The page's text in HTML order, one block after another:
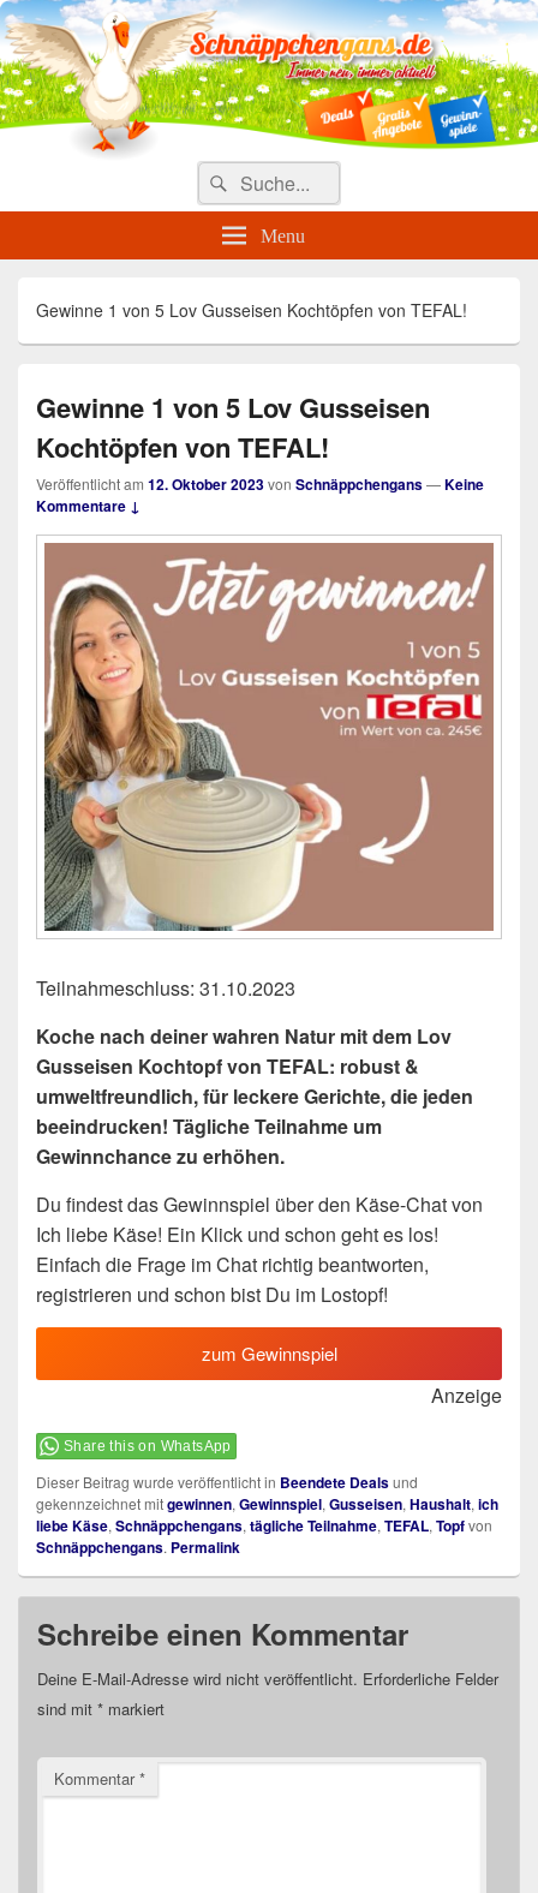
Täglich die besten Gewinnspiele
und Angebote
Search
for:
Suche
Menu
Gewinne 1 von 5 Lov Gusseisen Kochtöpfen von TEFAL!
Gewinne 1 von 5 Lov Gusseisen
Kochtöpfen von TEFAL!
Veröffentlicht am 12. Oktober 2023von Schnäppchengans—Keine
Kommentare ↓
Teilnahmeschluss: 31.10.2023
Koche nach deiner wahren Natur mit dem Lov
Gusseisen Kochtopf von TEFAL: robust &
umweltfreundlich, für leckere Gerichte, die jeden
beeindrucken! Tägliche Teilnahme um
Gewinnchance zu erhöhen.
Du findest das Gewinnspiel über den Käse-Chat von
Ich liebe Käse! Ein Klick und schon geht es los!
Einfach die Frage im Chat richtig beantworten,
registrieren und schon bist Du im Lostopf!
zum Gewinnspiel
Anzeige
Share this on WhatsApp
Dieser Beitrag wurde veröffentlicht in Beendete Dealsund
gekennzeichnet mitgewinnen, Gewinnspiel, Gusseisen, Haushalt, ich
liebe Käse, Schnäppchengans, tägliche Teilnahme, TEFAL, Topfvon
Schnäppchengans. Permalink
Schreibe einen Kommentar
Deine E-Mail-Adresse wird nicht veröffentlicht. Erforderliche Felder
sind mit * markiert
Kommentar*